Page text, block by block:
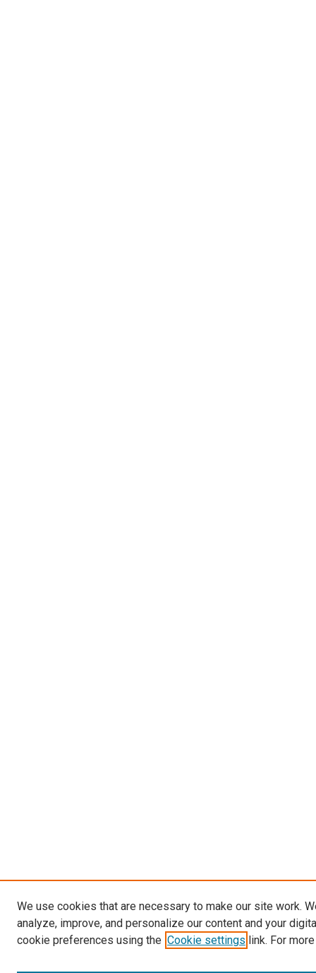
We use cookies that are necessary to make our site work.
analyze, improve, and personalize our content and your
cookie preferences using the Cookie settings link. For